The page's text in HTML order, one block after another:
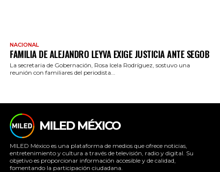
NACIONAL
FAMILIA DE ALEJANDRO LEYVA EXIGE JUSTICIA ANTE SEGOB
La secretaria de Gobernación, Rosa Icela Rodríguez, sostuvo una
reunión con familiares del periodista...
MILED MÉXICO
MILED México es una plataforma de medios que ofrece noticias,
entretenimiento y cultura a través de televisión, radio y digital. Su
objetivo es proporcionar información accesible y de calidad,
fomentando la participación ciudadana.